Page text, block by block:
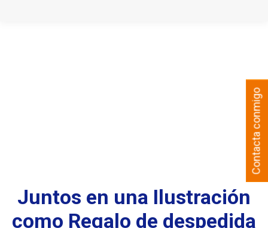
Juntos en una Ilustración
como Regalo de despedida
Contacta conmigo